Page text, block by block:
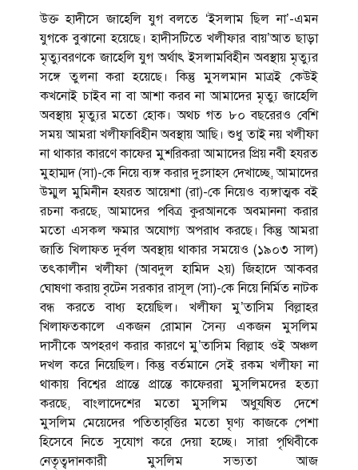
উক্ত হাদীসে জাহেলি যুগ বলতে ‘ইসলাম ছিল না’-এমন
যুগকে বুঝানো হয়েছে। হাদীসটিতে খলীফার বায়’আত ছাড়া
মৃত্যুবরণকে জাহেলি যুগ অর্থাৎ ইসলামবিহীন অবস্থায় মৃত্যুর
সঙ্গে তুলনা করা হয়েছে। কিন্তু মুসলমান মাত্রই কেউই
কখনোই চাইব না বা আশা করব না আমাদের মৃত্যু জাহেলি
অবস্থায় মৃত্যুর মতো হোক। অথচ গত ৮০ বছরেরও বেশি
সময় আমরা খলীফাবিহীন অবস্থায় আছি। শুধু তাই নয় খলীফা
না থাকার কারণে কাফের মুশরিকরা আমাদের প্রিয় নবী হযরত
মুহাম্মদ (সা)-কে নিয়ে ব্যঙ্গ করার দুঃসাহস দেখাচ্ছে, আমাদের
উম্মুল মুমিনীন হযরত আয়েশা (রা)-কে নিয়েও ব্যঙ্গাত্মক বই
রচনা করছে, আমাদের পবিত্র কুরআনকে অবমাননা করার
মতো এসকল ক্ষমার অযোগ্য অপরাধ করছে। কিন্তু আমরা
জাতি খিলাফত দুর্বল অবস্থায় থাকার সময়েও (১৯০৩ সাল)
তৎকালীন খলীফা (আবদুল হামিদ ২য়) জিহাদে আকবর
ঘোষণা করায় বৃটেন সরকার রাসূল (সা)-কে নিয়ে নির্মিত নাটক
বন্ধ করতে বাধ্য হয়েছিল। খলীফা মু’তাসিম বিল্লাহর
খিলাফতকালে একজন রোমান সৈন্য একজন মুসলিম
দাসীকে অপহরণ করার কারণে মু’তাসিম বিল্লাহ ওই অঞ্চল
দখল করে নিয়েছিল। কিন্তু বর্তমানে সেই রকম খলীফা না
থাকায় বিশ্বের প্রান্তে প্রান্তে কাফেররা মুসলিমদের হত্যা
করছে, বাংলাদেশের মতো মুসলিম অধু্যষিত দেশে
মুসলিম মেয়েদের পতিতাবৃত্তির মতো ঘৃণ্য কাজকে পেশা
হিসেবে নিতে সুযোগ করে দেয়া হচ্ছে। সারা পৃথিবীকে
নেতৃত্বদানকারী মুসলিম সভ্যতা আজ